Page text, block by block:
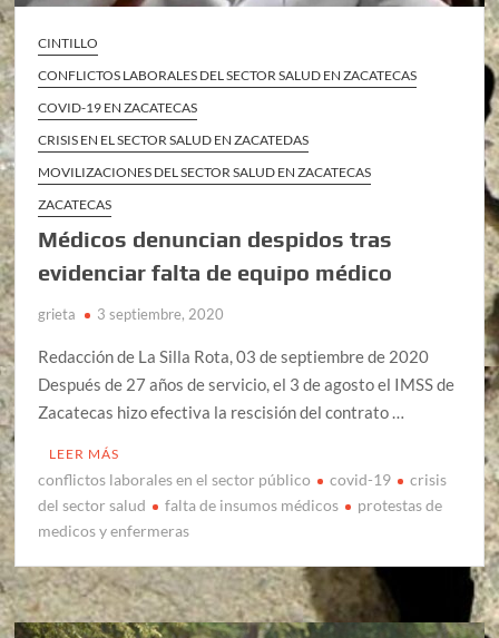
CINTILLO
CONFLICTOS LABORALES DEL SECTOR SALUD EN ZACATECAS
COVID-19 EN ZACATECAS
CRISIS EN EL SECTOR SALUD EN ZACATEDAS
MOVILIZACIONES DEL SECTOR SALUD EN ZACATECAS
ZACATECAS
Médicos denuncian despidos tras
evidenciar falta de equipo médico
grieta 3 septiembre, 2020
Redacción de La Silla Rota, 03 de septiembre de 2020
Después de 27 años de servicio, el 3 de agosto el IMSS de
Zacatecas hizo efectiva la rescisión del contrato …
LEER MÁS
conflictos laborales en el sector público covid-19
crisis
del sector salud
falta de insumos médicos
protestas de
medicos y enfermeras